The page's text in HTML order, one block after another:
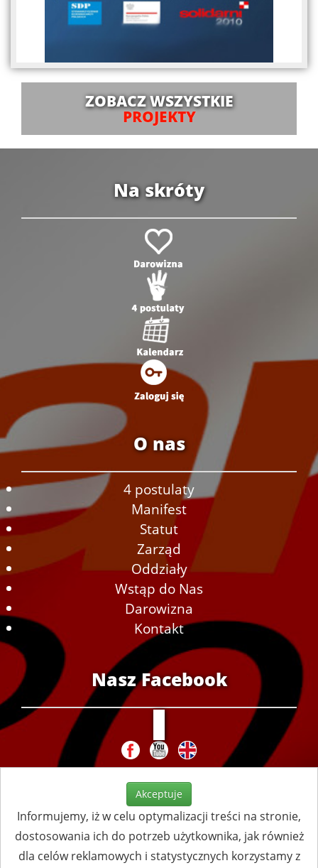
ZOBACZ WSZYSTKIE
PROJEKTY
Na skróty
O nas
4 postulaty
Manifest
Statut
Zarząd
Oddziały
Wstąp do Nas
Darowizna
Kontakt
Nasz Facebook
Akceptuje
Informujemy, iż w celu optymalizacji treści na stronie,
dostosowania ich do potrzeb użytkownika, jak również
dla celów reklamowych i statystycznych korzystamy z